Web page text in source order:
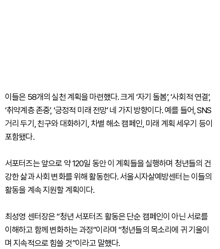
이들은 58개의 실천 계획을 마련했다. 크게 ‘자기 돌봄’, ‘사회적 연결’,
‘취약계층 존중’, ‘긍정적 미래 전망’ 네 가지 방향이다. 예를 들어, SNS
거리 두기, 친구와 대화하기, 차별 해소 캠페인, 미래 계획 세우기 등이
포함됐다.
서포터즈는 앞으로 약 120일 동안 이 계획들을 실행하며 청년들의 건
강한 삶과 사회 변화를 위해 활동한다. 서울시자살예방센터는 이들의
활동을 계속 지원할 계획이다.
최성영 센터장은 “청년 서포터즈 활동은 단순 캠페인이 아닌 서로를
이해하고 함께 변화하는 과정”이라며 “청년들의 목소리에 귀 기울이
며 지속적으로 힘쓸 것”이라고 말했다.